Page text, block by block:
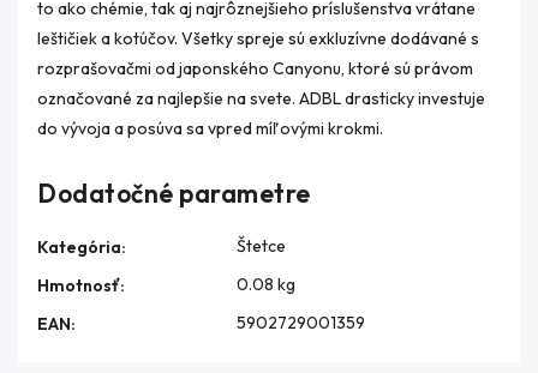
to ako chémie, tak aj najrôznejšieho príslušenstva vrátane
leštičiek a kotúčov. Všetky spreje sú exkluzívne dodávané s
rozprašovačmi od japonského Canyonu, ktoré sú právom
označované za najlepšie na svete. ADBL drasticky investuje
do vývoja a posúva sa vpred míľovými krokmi.
Dodatočné parametre
Kategória:
Štetce
Hmotnosť:
0.08 kg
EAN: 5902729001359